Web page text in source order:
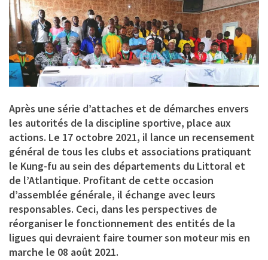
Après une série d’attaches et de démarches envers
les autorités de la discipline sportive, place aux
actions. Le 17 octobre 2021, il lance un recensement
général de tous les clubs et associations pratiquant
le Kung-fu au sein des départements du Littoral et
de l’Atlantique. Profitant de cette occasion
d’assemblée générale, il échange avec leurs
responsables. Ceci, dans les perspectives de
réorganiser le fonctionnement des entités de la
ligues qui devraient faire tourner son moteur mis en
marche le 08 août 2021.